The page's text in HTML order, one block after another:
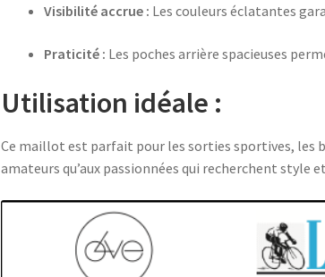
Visibilité accrue : Les couleurs éclatantes
Praticité : Les poches arrière spacieuses
Utilisation idéale :
Ce maillot est parfait pour les sorties sportives, les
amateurs qu’aux passionnées qui recherchent style